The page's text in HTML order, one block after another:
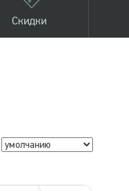
Скидки